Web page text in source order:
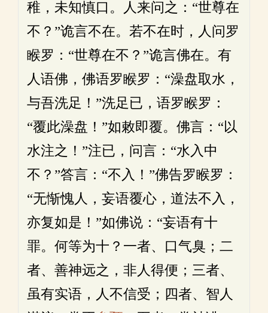
稚，未知慎口。人来问之：“世尊在
不？”诡言不在。若不在时，人问罗
睺罗：“世尊在不？”诡言佛在。有
人语佛，佛语罗睺罗：“澡盘取水，
与吾洗足！”洗足已，语罗睺罗：
“覆此澡盘！”如敕即覆。佛言：“以
水注之！”注已，问言：“水入中
不？”答言：“不入！”佛告罗睺罗：
“无惭愧人，妄语覆心，道法不入，
亦复如是！”如佛说：“妄语有十
罪。何等为十？一者、口气臭；二
者、善神远之，非人得便；三者、
虽有实语，人不信受；四者、智人